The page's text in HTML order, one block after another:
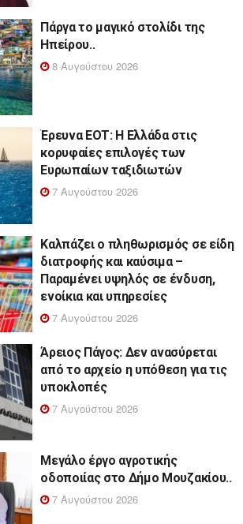
Πάργα το μαγικό στολίδι της
Ηπείρου..
8 Αυγούστου 2026
Έρευνα ΕΟΤ: Η Ελλάδα στις
κορυφαίες επιλογές των
Ευρωπαίων ταξιδιωτών
7 Αυγούστου 2026
Καλπάζει ο πληθωρισμός σε είδη
διατροφής και καύσιμα –
Παραμένει υψηλός σε ένδυση,
ενοίκια και υπηρεσίες
7 Αυγούστου 2026
Άρειος Πάγος: Δεν ανασύρεται
από το αρχείο η υπόθεση για τις
υποκλοπές
7 Αυγούστου 2026
Μεγάλο έργο αγροτικής
οδοποιίας στο Δήμο Μουζακίου..
7 Αυγούστου 2026